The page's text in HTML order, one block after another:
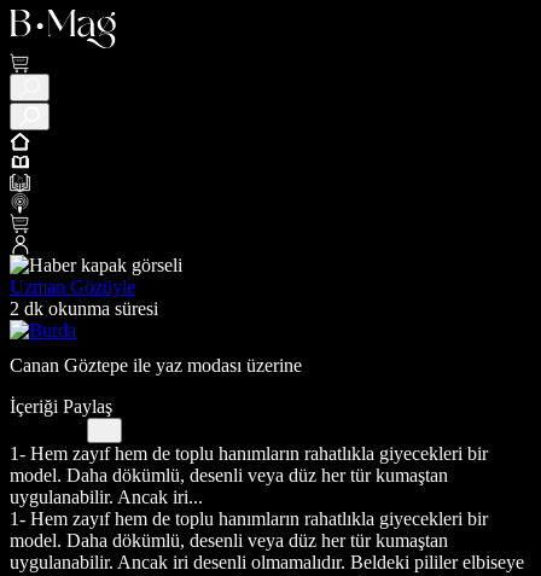
Uzman Gözüyle
2 dk okunma süresi
Canan Göztepe ile yaz modası üzerine
İçeriği Paylaş
1- Hem zayıf hem de toplu hanımların rahatlıkla giyecekleri bir
model. Daha dökümlü, desenli veya düz her tür kumaştan
uygulanabilir. Ancak iri...
1- Hem zayıf hem de toplu hanımların rahatlıkla giyecekleri bir
model. Daha dökümlü, desenli veya düz her tür kumaştan
uygulanabilir. Ancak iri desenli olmamalıdır. Beldeki pililer elbiseye